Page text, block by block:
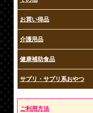
お買い得品
介護用品
健康補助食品
サプリ・サプリ系おやつ
ご利用方法